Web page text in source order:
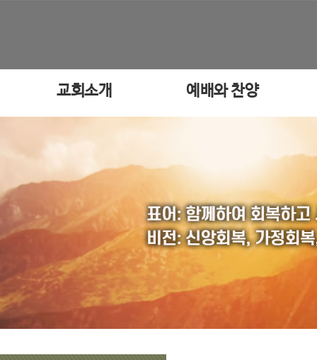
교회소개 예배와 찬양